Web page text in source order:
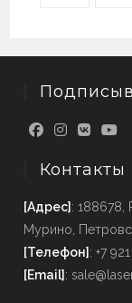
Контакты
[Адрес] : 188678,
Мурино,
[Телефон] : +7
[Email] :